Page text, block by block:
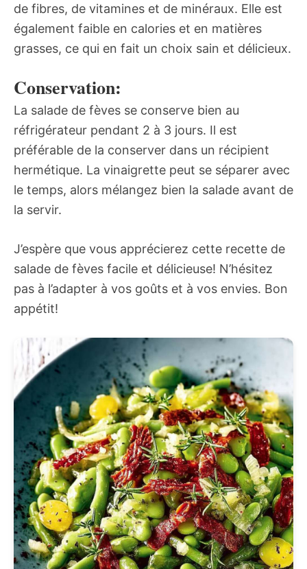
de fibres, de vitamines et de minéraux. Elle est
également faible en calories et en matières
grasses, ce qui en fait un choix sain et délicieux.
Conservation:
La salade de fèves se conserve bien au
réfrigérateur pendant 2 à 3 jours. Il est
préférable de la conserver dans un récipient
hermétique. La vinaigrette peut se séparer avec
le temps, alors mélangez bien la salade avant de
la servir.
J’espère que vous apprécierez cette recette de
salade de fèves facile et délicieuse! N’hésitez
pas à l’adapter à vos goûts et à vos envies. Bon
appétit!